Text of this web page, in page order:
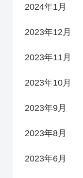
2024年1月
2023年12月
2023年11月
2023年10月
2023年9月
2023年8月
2023年6月